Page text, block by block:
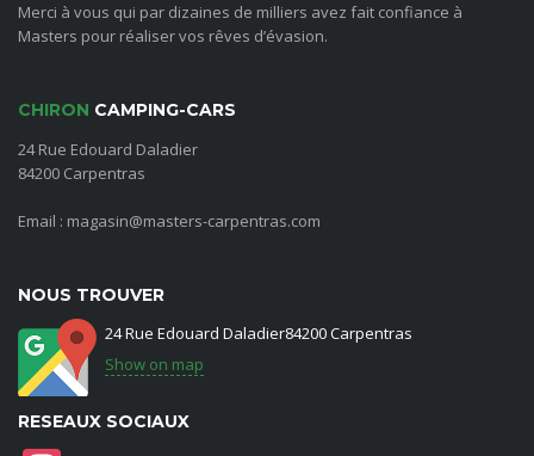
Merci à vous qui par dizaines de milliers avez fait confiance à
Masters pour réaliser vos rêves d’évasion.
CHIRON CAMPING-CARS
24 Rue Edouard Daladier
84200 Carpentras
Email : magasin@masters-carpentras.com
NOUS TROUVER
24 Rue Edouard Daladier84200 Carpentras
Show on map
RESEAUX SOCIAUX